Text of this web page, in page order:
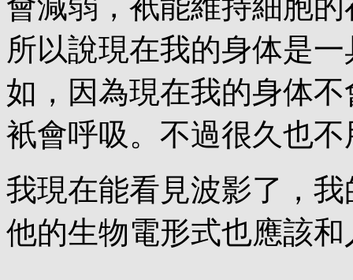
所以說現在我的身体是
如，因為現在我的身体
衹會呼吸。不過很久也
我現在能看見波影了，
他的生物電形式也應該